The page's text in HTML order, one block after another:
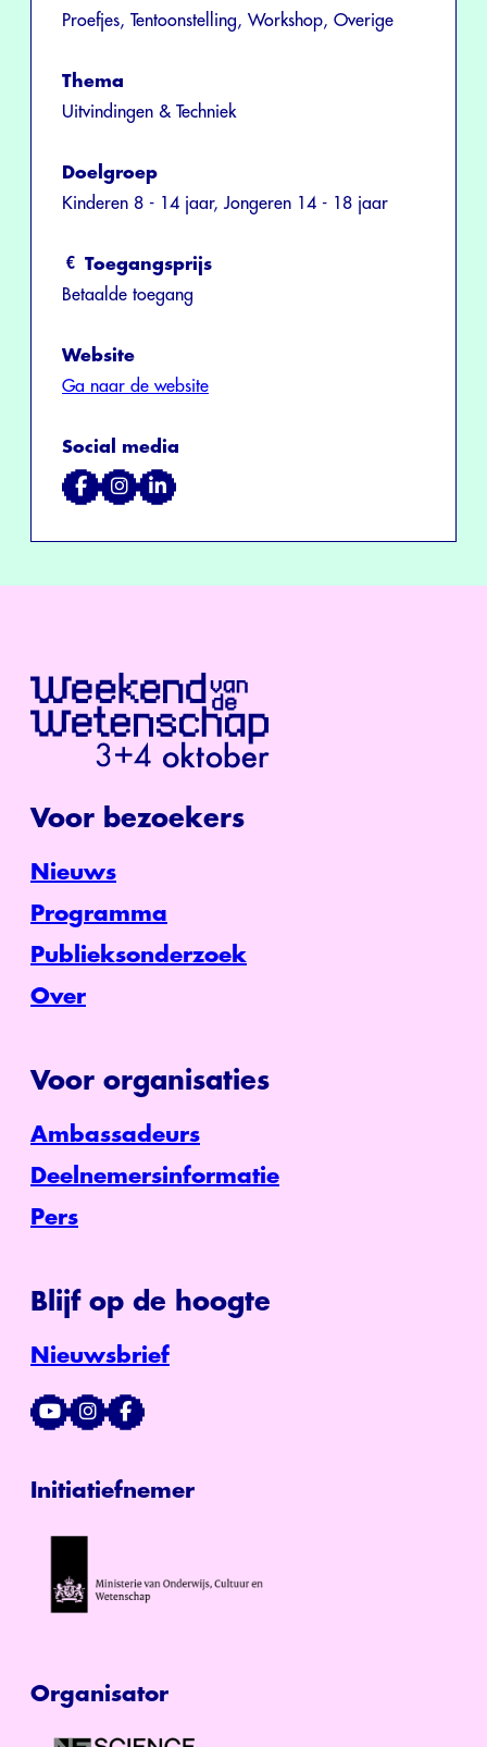
Proefjes, Tentoonstelling, Workshop, Overige
Thema
Uitvindingen & Techniek
Doelgroep
Kinderen 8 - 14 jaar, Jongeren 14 - 18 jaar
Toegangsprijs
Betaalde toegang
Website
Ga naar de website
Social media
Voor bezoekers
Nieuws
Programma
Publieksonderzoek
Over
Voor organisaties
Ambassadeurs
Deelnemersinformatie
Pers
Blijf op de hoogte
Nieuwsbrief
Initiatiefnemer
Organisator